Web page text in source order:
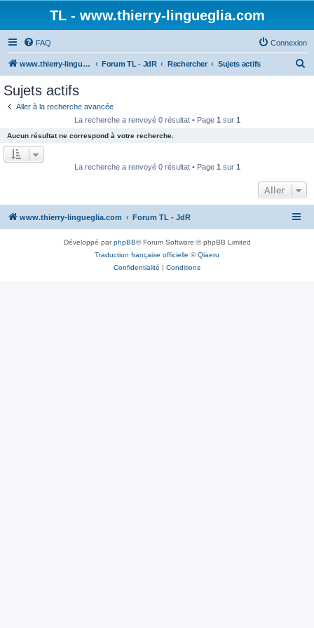
TL - www.thierry-lingueglia.com
FAQ Connexion
www.thierry-lingueglia.com Forum TL - JdR Rechercher Sujets actifs
e
Sujets actifs
Aller à la recherche avancée
La recherche a renvoyé 0 résultat • Page 1 sur 1
Aucun résultat ne correspond à votre recherche.
La recherche a renvoyé 0 résultat • Page 1 sur 1
Aller
www.thierry-lingueglia.com Forum TL - JdR
Développé parphpBB® Forum Software © phpBB Limited
Traduction française officielle ©Qiaeru
Confidentialité | Conditions